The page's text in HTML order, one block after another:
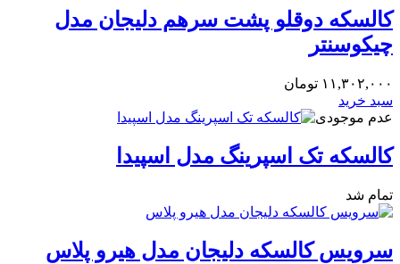
کالسکه دوقلو پشت سرهم دلیجان مدل
چیکوسنتر
۱۱,۳۰۲,۰۰۰ تومان
سبد خرید
عدم موجودی
کالسکه تک اسپرینگ مدل اسپیدا
تمام شد
سرویس کالسکه دلیجان مدل هیرو پلاس